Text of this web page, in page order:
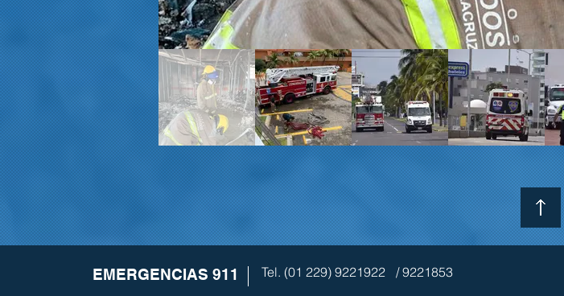
Tel. (01 229) 9221922
EMERGENCIAS 911 / 9221853